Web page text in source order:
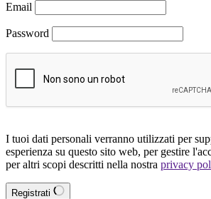
Email
Password
I tuoi dati personali verranno utilizzati per
esperienza su questo sito web, per gestire
per altri scopi descritti nella nostra privacy
Registrati